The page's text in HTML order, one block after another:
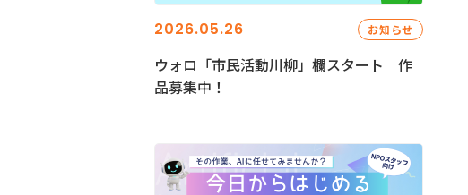
2026.05.26 お知らせ
ウォロ「市民活動川柳」欄スタート 作
品募集中！